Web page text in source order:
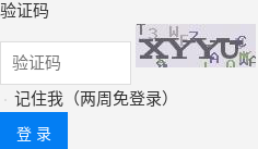
验证码
记住我（两周免登录）
登 录